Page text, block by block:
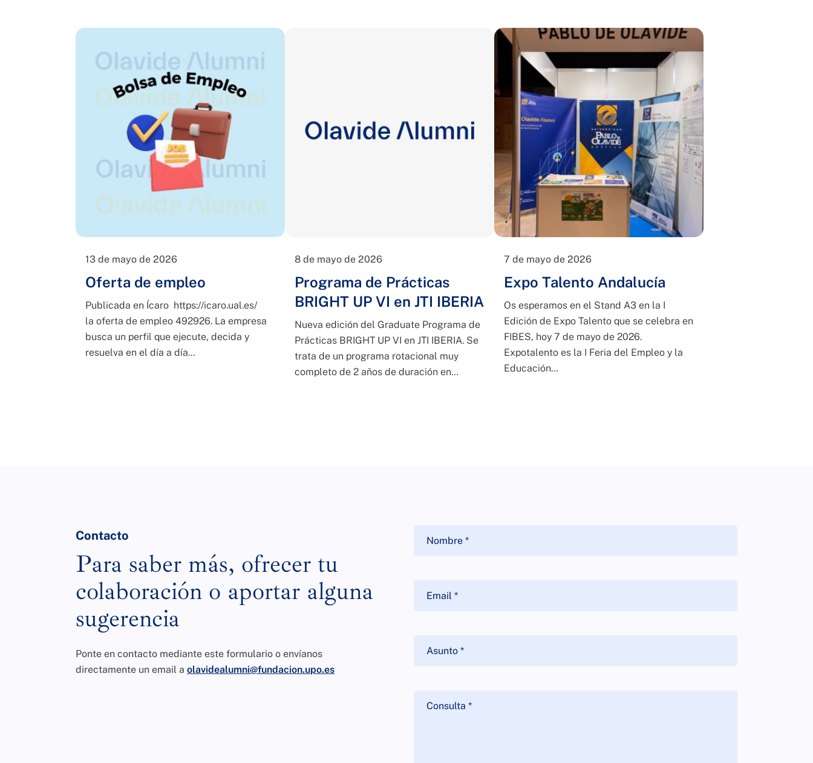
13 de mayo de 2026
Oferta de empleo
Publicada en Ícaro https://icaro.ual.es/
la oferta de empleo 492926. La empresa
busca un perfil que ejecute, decida y
resuelva en el día a día…
8 de mayo de 2026
Programa de Prácticas
BRIGHT UP VI en JTI IBERIA
Nueva edición del Graduate Programa de
Prácticas BRIGHT UP VI en JTI IBERIA. Se
trata de un programa rotacional muy
completo de 2 años de duración en…
7 de mayo de 2026
Expo Talento Andalucía
Os esperamos en el Stand A3 en la I
Edición de Expo Talento que se celebra en
FIBES, hoy 7 de mayo de 2026.
Expotalento es la I Feria del Empleo y la
Educación…
Contacto
Para saber más, ofrecer tu
colaboración o aportar alguna
sugerencia
Ponte en contacto mediante este formulario o envíanos
directamente un email a olavidealumni@fundacion.upo.es